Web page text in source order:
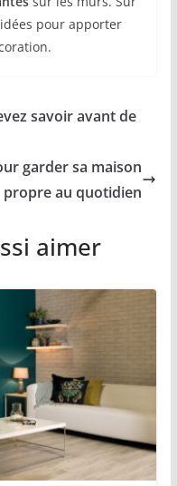
pour apporter
savoir avant de
garder sa maison
propre au quotidien
aimer